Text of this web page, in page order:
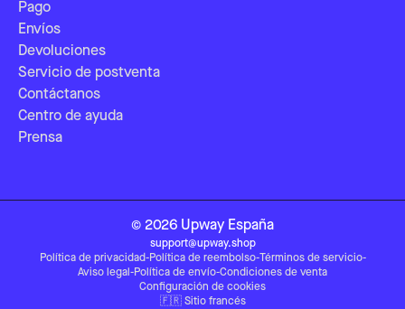
Pago
Envíos
Devoluciones
Servicio de postventa
Contáctanos
Centro de ayuda
Prensa
© 2026 Upway España
support@upway.shop
Política de privacidad-Política de reembolso-Términos de servicio-
Aviso legal -Política de envío-Condiciones de venta
Configuración de cookies
🇫🇷 Sitio francés